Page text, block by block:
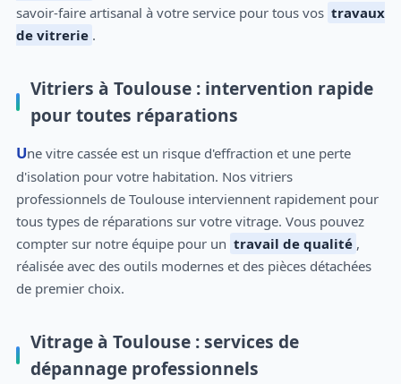
savoir-faire artisanal à votre service pour tous vos travaux
de vitrerie .
Vitriers à Toulouse : intervention rapide
pour toutes réparations
Une vitre cassée est un risque d'effraction et une perte
d'isolation pour votre habitation. Nos vitriers
professionnels de Toulouse interviennent rapidement pour
tous types de réparations sur votre vitrage. Vous pouvez
compter sur notre équipe pour un travail de qualité ,
réalisée avec des outils modernes et des pièces détachées
de premier choix.
Vitrage à Toulouse : services de
dépannage professionnels